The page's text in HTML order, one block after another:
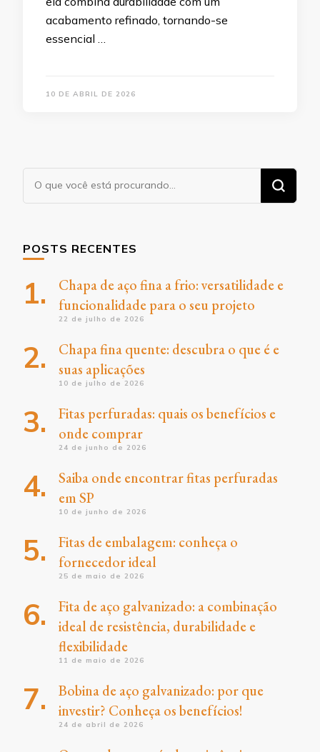
acabamento refinado, tornando-se
essencial …
10 DE ABRIL DE 2026
Procurando
algo?
POSTS RECENTES
Chapa de aço fina a frio: versatilidade e
funcionalidade para o seu projeto
22 de julho de 2026
Chapa fina quente: descubra o que é e
suas aplicações
10 de julho de 2026
Fitas perfuradas: quais os benefícios e
onde comprar
24 de junho de 2026
Saiba onde encontrar fitas perfuradas
em SP
10 de junho de 2026
Fitas de embalagem: conheça o
fornecedor ideal
25 de maio de 2026
Fita de aço galvanizado: a combinação
ideal de resistência, durabilidade e
flexibilidade
11 de maio de 2026
Bobina de aço galvanizado: por que
investir? Conheça os benefícios!
24 de abril de 2026